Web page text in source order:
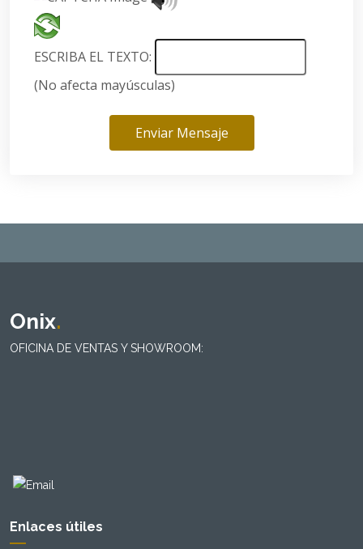
ESCRIBA EL TEXTO:
(No afecta mayúsculas)
Enviar Mensaje
Onix.
OFICINA DE VENTAS Y SHOWROOM:
Enlaces útiles